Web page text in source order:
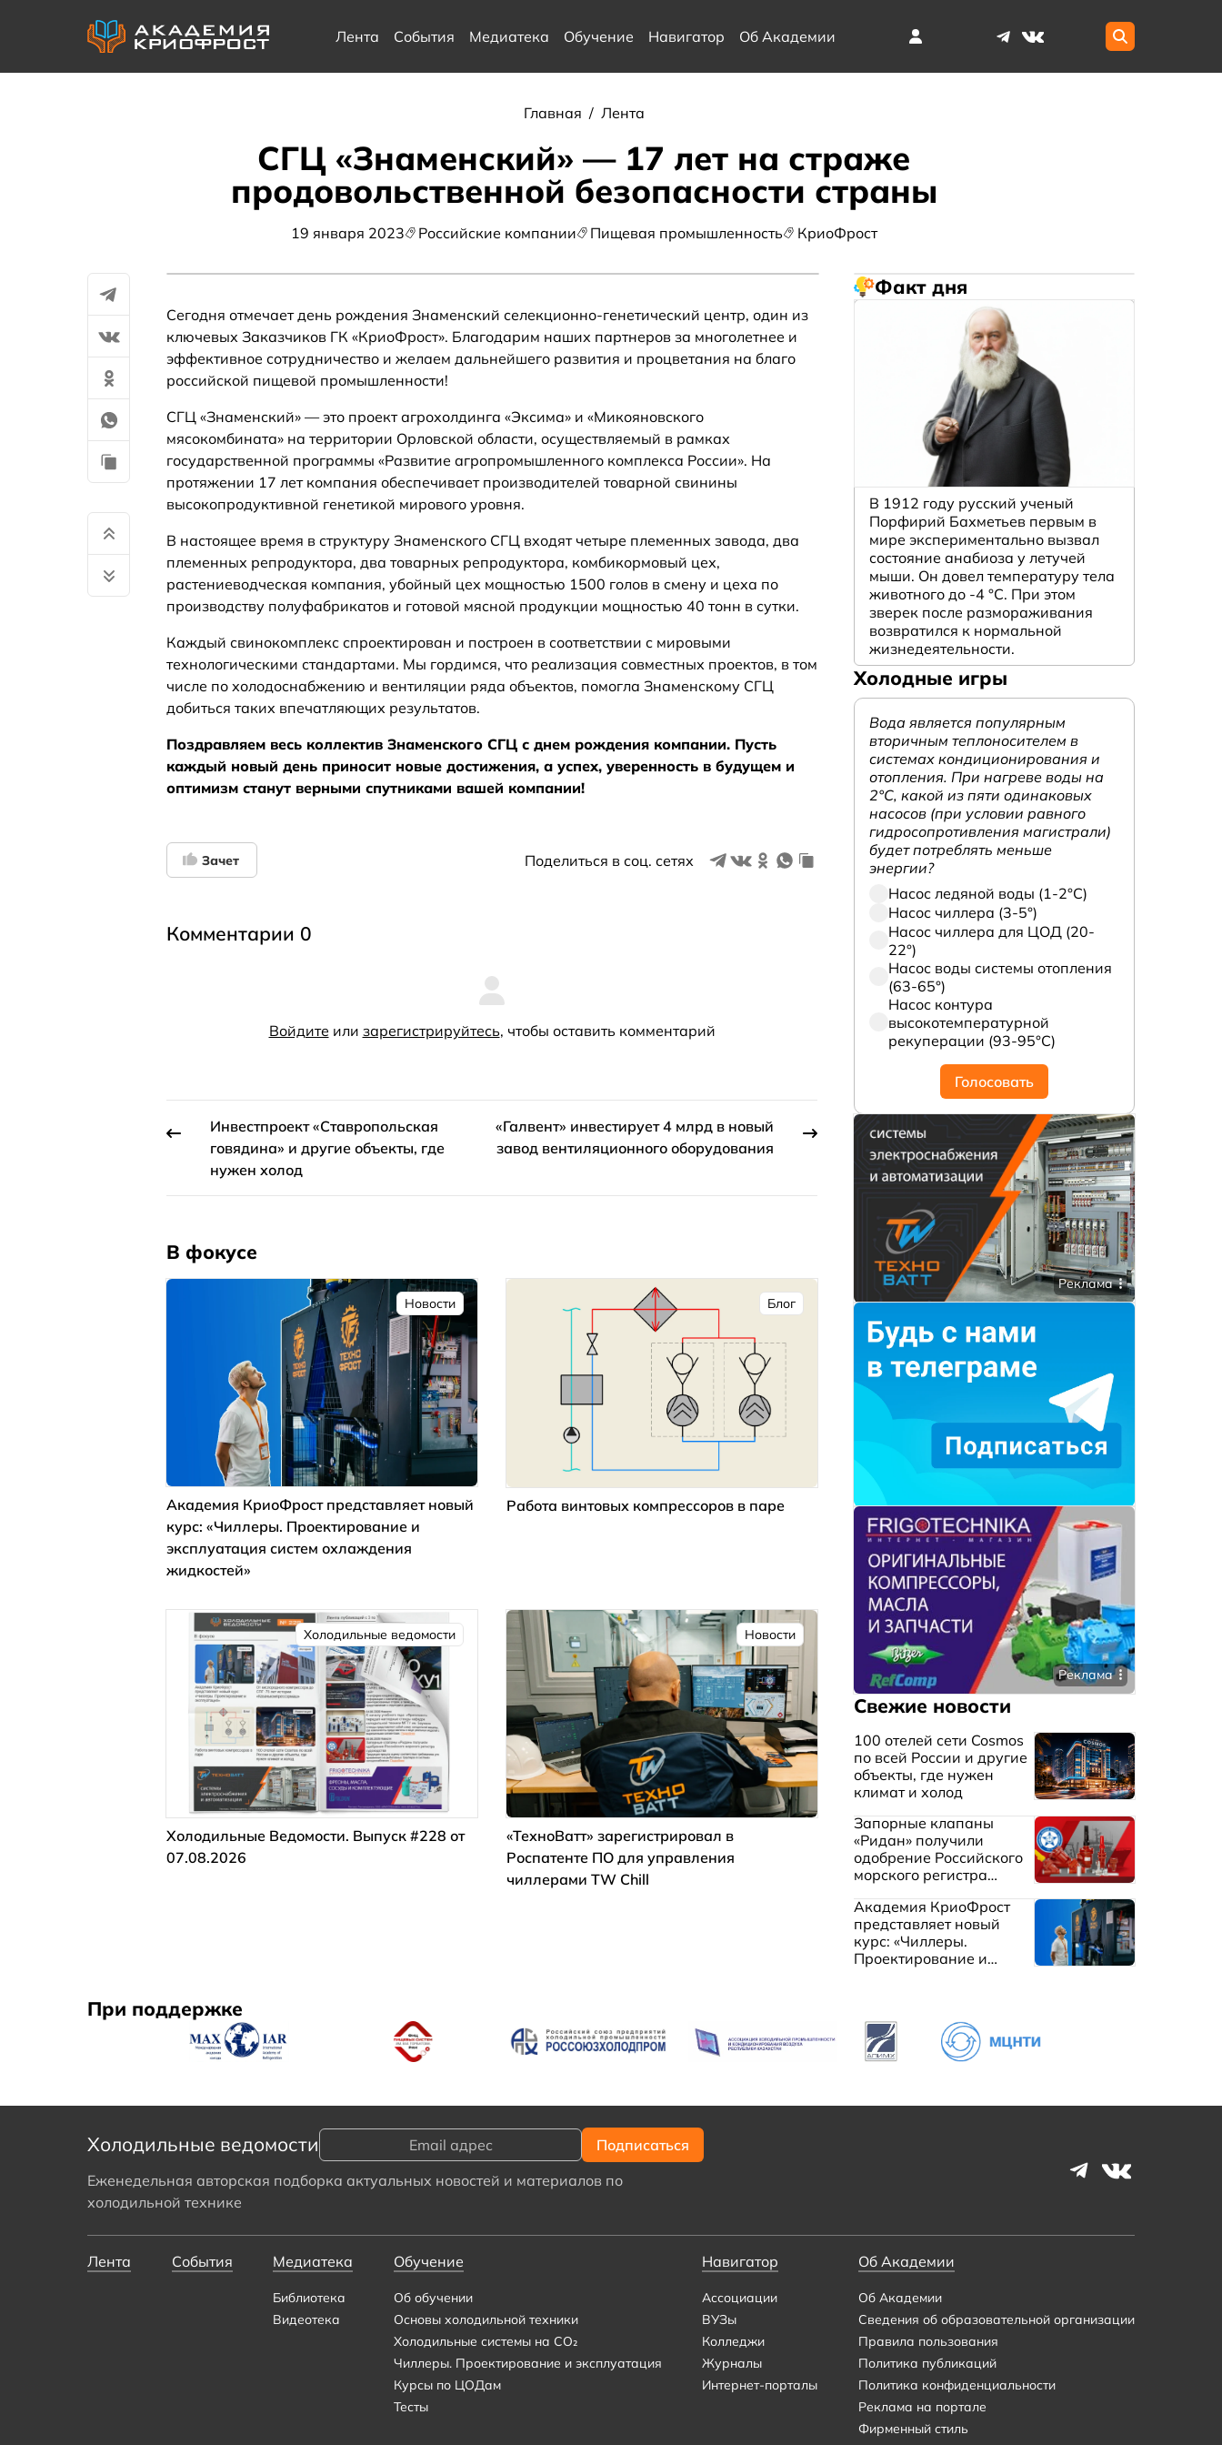
Лента События Медиатека Обучение Навигатор Об Академии
Главная / Лента
СГЦ «Знаменский» — 17 лет на страже
продовольственной безопасности страны
19 января 2023 Российские компании Пищевая промышленность КриоФрост
Сегодня отмечает день рождения Знаменский селекционно-генетический центр, один из
ключевых Заказчиков ГК «КриоФрост». Благодарим наших партнеров за многолетнее и
эффективное сотрудничество и желаем дальнейшего развития и процветания на благо
российской пищевой промышленности!
СГЦ «Знаменский» — это проект агрохолдинга «Эксима» и «Микояновского
мясокомбината» на территории Орловской области, осуществляемый в рамках
государственной программы «Развитие агропромышленного комплекса России». На
протяжении 17 лет компания обеспечивает производителей товарной свинины
высокопродуктивной генетикой мирового уровня.
В настоящее время в структуру Знаменского СГЦ входят четыре племенных завода, два
племенных репродуктора, два товарных репродуктора, комбикормовый цех,
растениеводческая компания, убойный цех мощностью 1500 голов в смену и цеха по
производству полуфабрикатов и готовой мясной продукции мощностью 40 тонн в сутки.
Каждый свинокомплекс спроектирован и построен в соответствии с мировыми
технологическими стандартами. Мы гордимся, что реализация совместных проектов, в том
числе по холодоснабжению и вентиляции ряда объектов, помогла Знаменскому СГЦ
добиться таких впечатляющих результатов.
Поздравляем весь коллектив Знаменского СГЦ с днем рождения компании. Пусть
каждый новый день приносит новые достижения, а успех, уверенность в будущем и
оптимизм станут верными спутниками вашей компании!
Зачет Поделиться в соц. сетях
Комментарии 0
Войдите или зарегистрируйтесь, чтобы оставить комментарий
Инвестпроект «Ставропольская
говядина» и другие объекты, где
нужен холод
«Галвент» инвестирует 4 млрд в новый
завод вентиляционного оборудования
В фокусе
Новости
Академия КриоФрост представляет новый
курс: «Чиллеры. Проектирование и
эксплуатация систем охлаждения
жидкостей»
Блог
Работа винтовых компрессоров в паре
Холодильные ведомости
Холодильные Ведомости. Выпуск #228 от
07.08.2026
Новости
«ТехноВатт» зарегистрировал в
Роспатенте ПО для управления
чиллерами TW Chill
Факт дня
В 1912 году русский ученый
Порфирий Бахметьев первым в
мире экспериментально вызвал
состояние анабиоза у летучей
мыши. Он довел температуру тела
животного до -4 °C. При этом
зверек после размораживания
возвратился к нормальной
жизнедеятельности.
Холодные игры
Вода является популярным
вторичным теплоносителем в
системах кондиционирования и
отопления. При нагреве воды на
2°С, какой из пяти одинаковых
насосов (при условии равного
гидросопротивления магистрали)
будет потреблять меньше
энергии?
Насос ледяной воды (1-2°С)
Насос чиллера (3-5°)
Насос чиллера для ЦОД (20-
22°)
Насос воды системы отопления
(63-65°)
Насос контура
высокотемпературной
рекуперации (93-95°С)
Голосовать
Реклама
Реклама
Свежие новости
100 отелей сети Cosmos
по всей России и другие
объекты, где нужен
климат и холод
Запорные клапаны
«Ридан» получили
одобрение Российского
морского регистра
Академия КриоФрост
представляет новый
курс: «Чиллеры.
Проектирование и
При поддержке
Холодильные ведомости
Еженедельная авторская подборка актуальных новостей и материалов по
холодильной технике
Лента События Медиатека
Библиотека
Видеотека
Обучение
Об обучении
Основы холодильной техники
Холодильные системы на CO₂
Чиллеры. Проектирование и эксплуатация
Курсы по ЦОДам
Тесты
Навигатор
Ассоциации
ВУЗы
Колледжи
Журналы
Интернет-порталы
Об Академии
Об Академии
Сведения об образовательной организации
Правила пользования
Политика публикаций
Политика конфиденциальности
Реклама на портале
Фирменный стиль